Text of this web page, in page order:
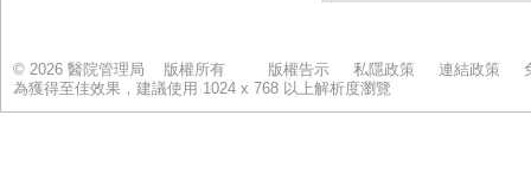
© 2026 醫院管理局 版權所有 版權告示 私隱政策 連結政策
為獲得至佳效果，建議使用 1024 x 768 以上解析度瀏覽